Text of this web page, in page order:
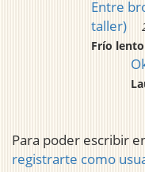
Entre
taller)
Frío lento
Para poder escribir
registrarte como